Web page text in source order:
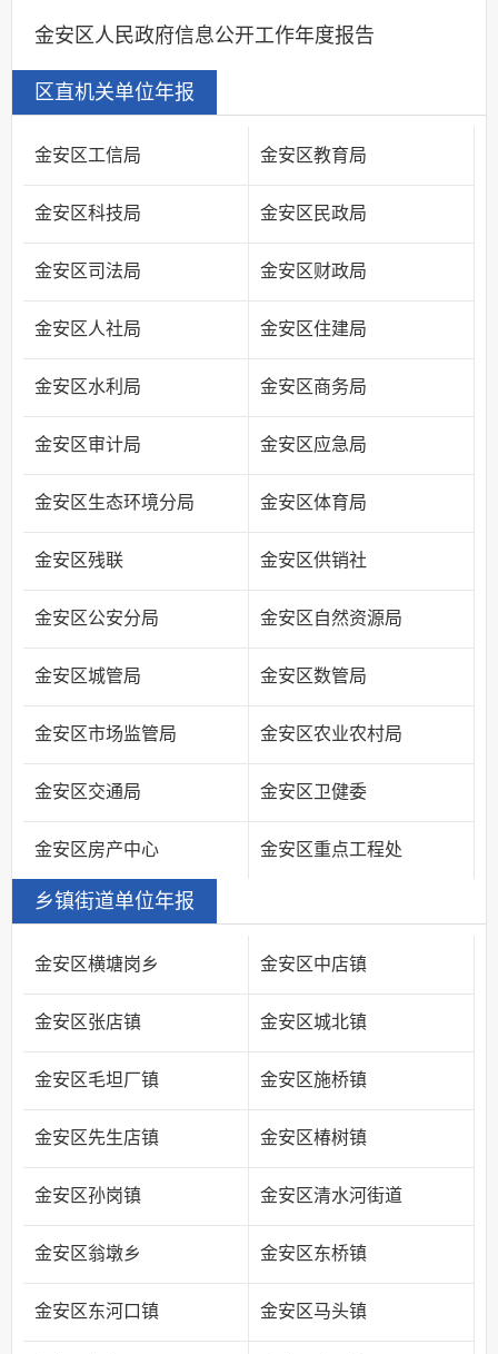
金安区人民政府信息公开工作年度报告
区直机关单位年报
金安区工信局 金安区教育局
金安区科技局 金安区民政局
金安区司法局 金安区财政局
金安区人社局 金安区住建局
金安区水利局 金安区商务局
金安区审计局 金安区应急局
金安区生态环境分局 金安区体育局
金安区残联 金安区供销社
金安区公安分局 金安区自然资源局
金安区城管局 金安区数管局
金安区市场监管局 金安区农业农村局
金安区交通局 金安区卫健委
金安区房产中心 金安区重点工程处
乡镇街道单位年报
金安区横塘岗乡 金安区中店镇
金安区张店镇 金安区城北镇
金安区毛坦厂镇 金安区施桥镇
金安区先生店镇 金安区椿树镇
金安区孙岗镇 金安区清水河街道
金安区翁墩乡 金安区东桥镇
金安区东河口镇 金安区马头镇